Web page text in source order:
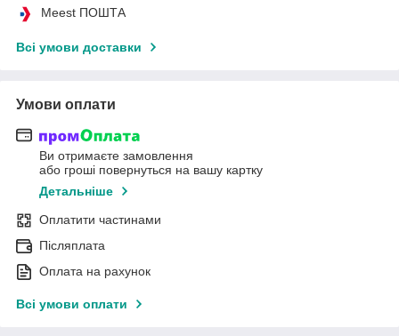
Meest ПОШТА
Всі умови доставки
Умови оплати
Ви отримаєте замовлення
або гроші повернуться на вашу картку
Детальніше
Оплатити частинами
Післяплата
Оплата на рахунок
Всі умови оплати